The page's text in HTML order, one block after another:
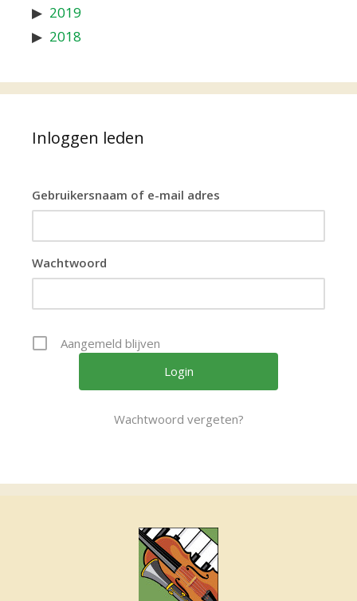
2019
2018
Inloggen leden
Gebruikersnaam of e-mail adres
Wachtwoord
Aangemeld blijven
Wachtwoord vergeten?